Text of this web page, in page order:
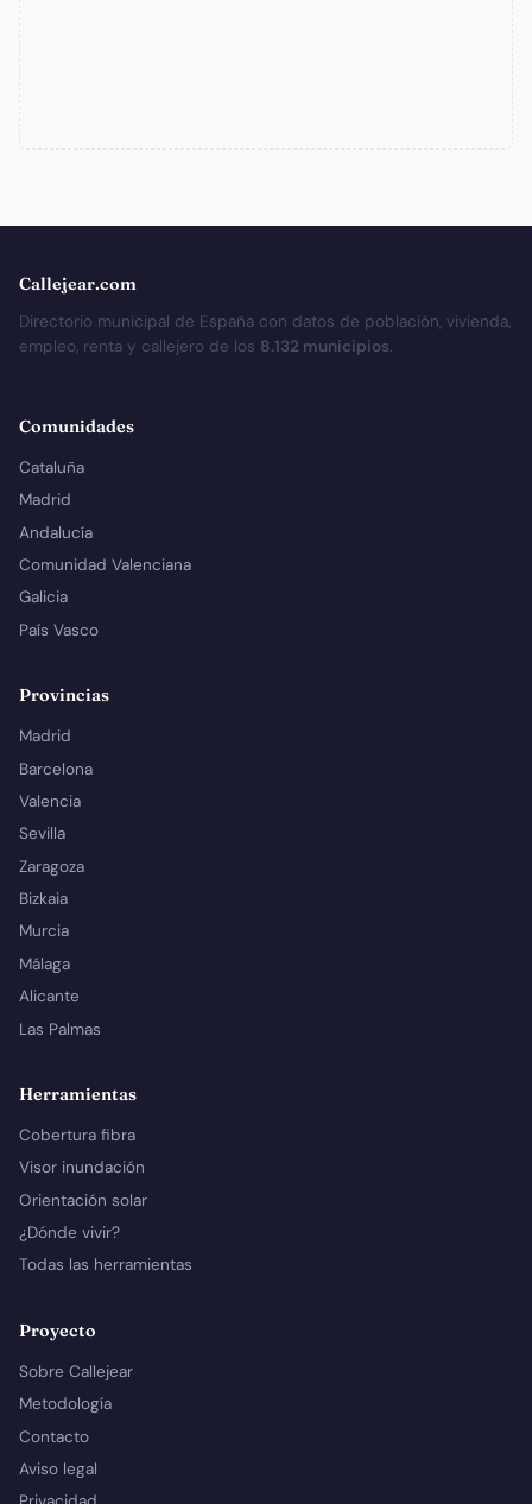
Callejear.com
Directorio municipal de España con datos de población, vivienda,
empleo, renta y callejero de los 8.132 municipios.
Comunidades
Cataluña
Madrid
Andalucía
Comunidad Valenciana
Galicia
País Vasco
Provincias
Madrid
Barcelona
Valencia
Sevilla
Zaragoza
Bizkaia
Murcia
Málaga
Alicante
Las Palmas
Herramientas
Cobertura fibra
Visor inundación
Orientación solar
¿Dónde vivir?
Todas las herramientas
Proyecto
Sobre Callejear
Metodología
Contacto
Aviso legal